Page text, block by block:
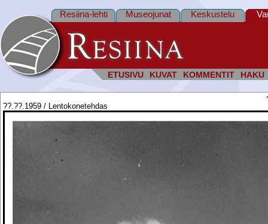
ETUSIVU KUVAT KOMMENTIT HAKU
Resiina-lehti Museojunat Keskustelu
??.??.1959 / Lentokonetehdas